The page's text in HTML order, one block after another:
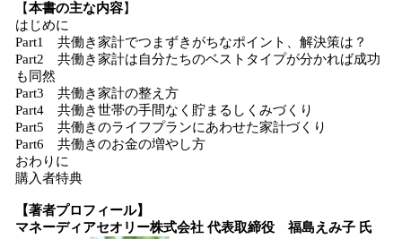
【本書の主な内容】
はじめに
Part1 共働き家計でつまずきがちなポイント、解決策は？
Part2 共働き家計は自分たちのベストタイプが分かれば成功
も同然
Part3 共働き家計の整え方
Part4 共働き世帯の手間なく貯まるしくみづくり
Part5 共働きのライフプランにあわせた家計づくり
Part6 共働きのお金の増やし方
おわりに
購入者特典
【著者プロフィール】
マネーディアセオリー株式会社 代表取締役 福島えみ子 氏